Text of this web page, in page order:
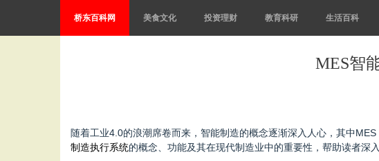
桥东百科网 美食文化 投资理财 教育科研 生活百科
MES智
随着工业4.0的浪潮席卷而来，智能制造的概念逐渐深入人心，其中
制造执行系统的概念、功能及其在现代制造业中的重要性，帮助读者深